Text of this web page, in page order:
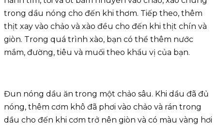
trong dầu nóng cho đến khi thơm. Tiếp theo, thêm
thịt xay vào chảo và xào đều cho đến khi thịt chín và
giòn. Trong quá trình xào, bạn có thể thêm nước
mắm, đường, tiêu và muối theo khẩu vị của bạn.
Đun nóng dầu ăn trong một chảo sâu. Khi dầu đã đủ
nóng, thêm cơm khô đã phơi vào chảo và rán trong
dầu cho đến khi cơm trở nên giòn và có màu vàng hơi